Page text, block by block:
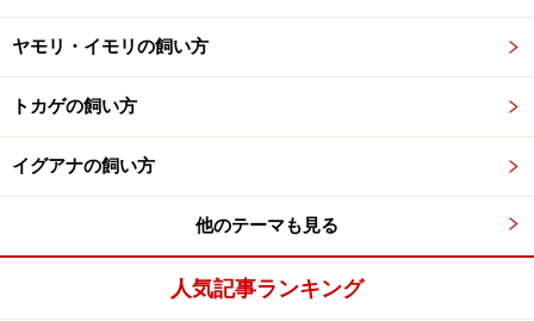
うが、何ら異常は見られない。しかし一方でクワンは錯
乱状態に陥り看護士を襲った後、病室から姿を消す。
ニダの同僚のカメラマンであるコウ（俳優名不明）は夜
の町で、世にもおぞましい「トカゲ女（ヤモリ女？）」
術師のところに連れて行き、悪霊払いの儀式を始める。
一方、彼女を想う「愛」の力でクワンを救おうとウィト
呪術師と悪霊のすさまじい戦いの決着は？そしてウィト
ゥーンは「愛」の力でクワンを救うことができるの
ヤモリ・イモリの飼い方
トカゲの飼い方
イグアナの飼い方
他のテーマも見る
人気記事ランキング